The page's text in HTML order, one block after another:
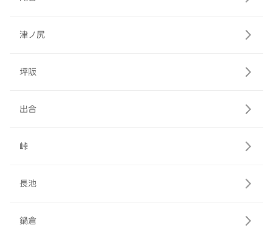
津ノ尻
坪阪
出合
峠
長池
鍋倉